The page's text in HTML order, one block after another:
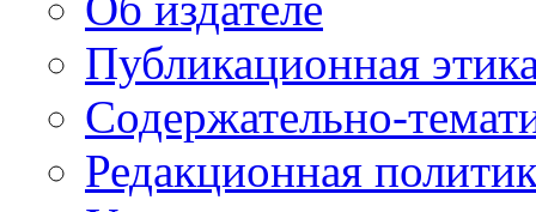
Публикационная
Содержательно-
Редакционная